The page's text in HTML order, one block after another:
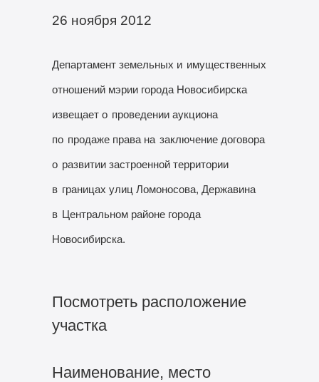
26 ноября 2012
Департамент земельных и имущественных
отношений мэрии города Новосибирска
извещает о проведении аукциона
по продаже права на заключение договора
о развитии застроенной территории
в границах улиц Ломоносова, Державина
в Центральном районе города
Новосибирска.
Посмотреть расположение
участка
Наименование, место